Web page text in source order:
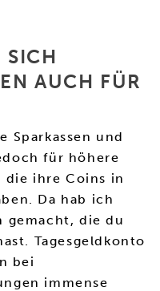
SICH
AUCH FÜR
Sparkassen und
für höhere
die ihre Coins in
Da hab ich
gemacht, die du
Tagesgeldkonto
bei
immense